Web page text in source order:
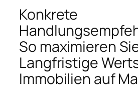
Konkrete
So maximieren
Langfristige
Immobilien auf